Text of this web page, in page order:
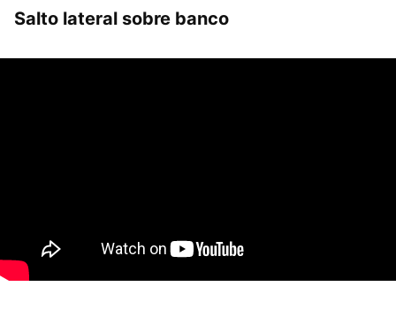
Salto lateral sobre banco